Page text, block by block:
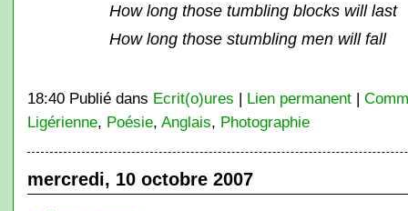
How long those tumbling blocks will last
How long those stumbling men will fall
18:40 Publié dans Ecrit(o)ures | Lien permanent|
Ligérienne, Poésie, Anglais, Photographie
mercredi, 10 octobre 2007